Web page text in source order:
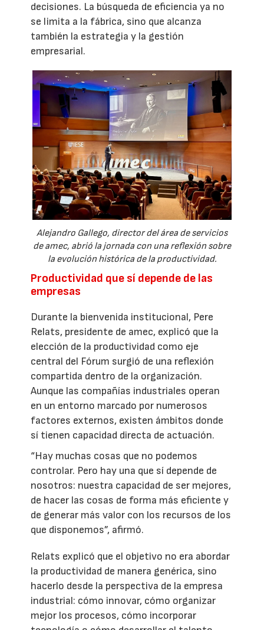
decisiones. La búsqueda de eficiencia ya no
se limita a la fábrica, sino que alcanza
también la estrategia y la gestión
empresarial.
Alejandro Gallego, director del área de servicios
de amec, abrió la jornada con una reflexión sobre
la evolución histórica de la productividad.
Productividad que sí depende de las
empresas
Durante la bienvenida institucional, Pere
Relats, presidente de amec, explicó que la
elección de la productividad como eje
central del Fórum surgió de una reflexión
compartida dentro de la organización.
Aunque las compañías industriales operan
en un entorno marcado por numerosos
factores externos, existen ámbitos donde
sí tienen capacidad directa de actuación.
“Hay muchas cosas que no podemos
controlar. Pero hay una que sí depende de
nosotros: nuestra capacidad de ser mejores,
de hacer las cosas de forma más eficiente y
de generar más valor con los recursos de los
que disponemos”, afirmó.
Relats explicó que el objetivo no era abordar
la productividad de manera genérica, sino
hacerlo desde la perspectiva de la empresa
industrial: cómo innovar, cómo organizar
mejor los procesos, cómo incorporar